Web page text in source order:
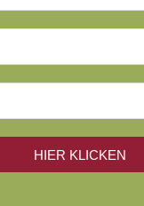
HIER KLICKEN